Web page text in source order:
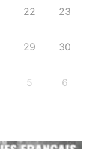
22 23
29 30
5 6